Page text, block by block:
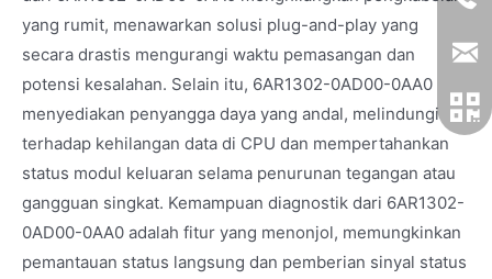
yang rumit, menawarkan solusi plug-and-play yang
secara drastis mengurangi waktu pemasangan dan
potensi kesalahan. Selain itu, 6AR1302-0AD00-0AA0
menyediakan penyangga daya yang andal, melindungi
terhadap kehilangan data di CPU dan mempertahankan
status modul keluaran selama penurunan tegangan atau
gangguan singkat. Kemampuan diagnostik dari 6AR1302-
0AD00-0AA0 adalah fitur yang menonjol, memungkinkan
pemantauan status langsung dan pemberian sinyal status